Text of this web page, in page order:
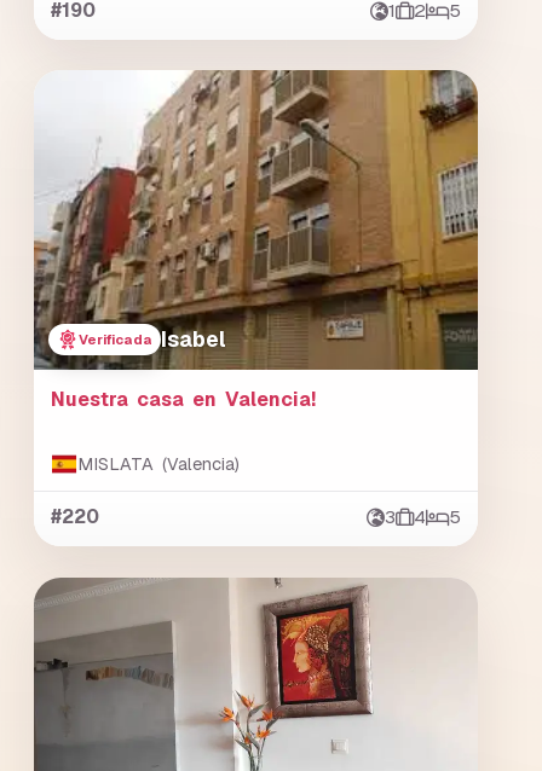
#190 1 2 5
Verificada Isabel
Nuestra casa en Valencia!
MISLATA (Valencia)
#220 3 4 5